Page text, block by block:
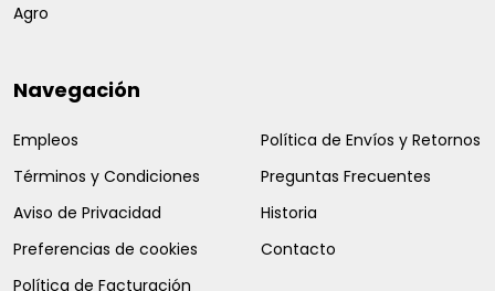
Agro
Navegación
Empleos
Términos y Condiciones
Aviso de Privacidad
Preferencias de cookies
Política de Facturación
Política de Envíos y Retornos
Preguntas Frecuentes
Historia
Contacto